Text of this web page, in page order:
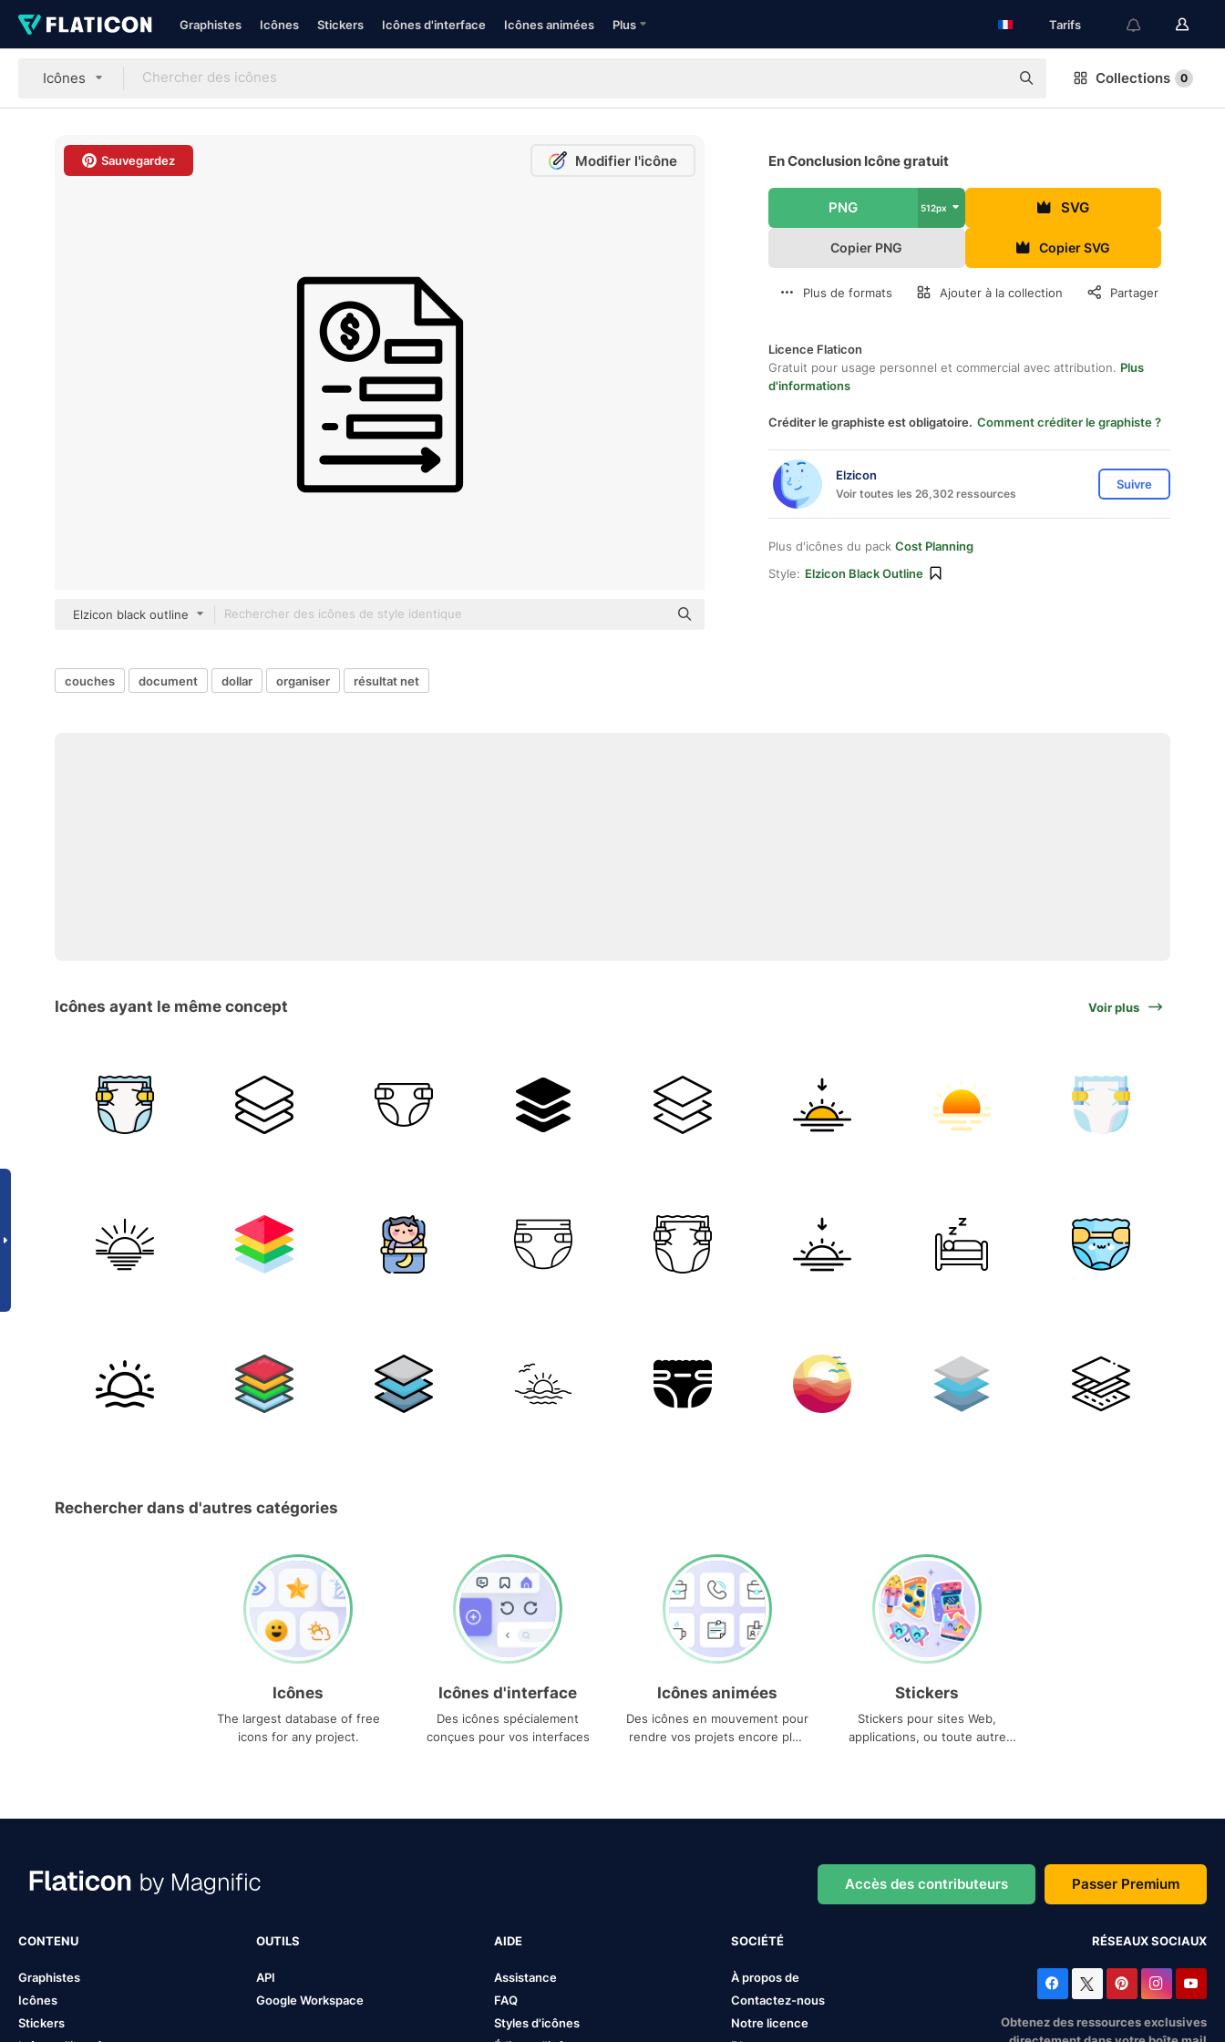
Graphistes Icônes Stickers Icônes d'interface Icônes animées Plus Tarifs
Icônes Collections 0
Sauvegardez Modifier l'icône
Elzicon black outline
En Conclusion Icône gratuit
PNG 512px SVG
Copier PNG Copier SVG
Plus de formats Ajouter à la collection Partager
Licence Flaticon
Gratuit pour usage personnel et commercial avec attribution. Plus
d'informations
Créditer le graphiste est obligatoire. Comment créditer le graphiste ?
Elzicon
Voir toutes les 26,302 ressources
Suivre
Plus d'icônes du pack Cost Planning
Style: Elzicon Black Outline
couches document dollar organiser résultat net
Icônes ayant le même concept Voir plus
Rechercher dans d'autres catégories
Icônes
The largest database of free
icons for any project.
Icônes d'interface
Des icônes spécialement
conçues pour vos interfaces
Icônes animées
Des icônes en mouvement pour
rendre vos projets encore plus
Stickers
Stickers pour sites Web,
applications, ou toute autre
Accès des contributeurs Passer Premium
CONTENU
Graphistes
Icônes
Stickers
OUTILS
API
Google Workspace
AIDE
Assistance
FAQ
Styles d'icônes
SOCIÉTÉ
À propos de
Contactez-nous
Notre licence
RÉSEAUX SOCIAUX
Obtenez des ressources exclusives